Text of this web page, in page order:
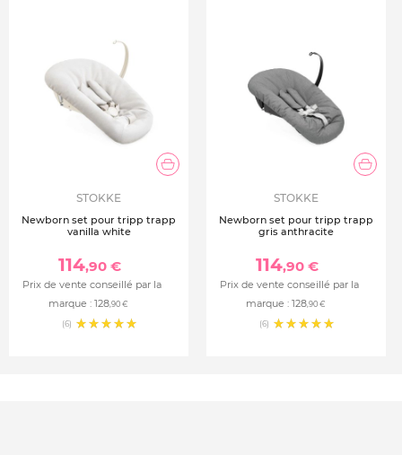
après mai 2003
STOKKE
Newborn set pour tripp trapp
vanilla white
114,90 €
Prix de vente conseillé par la
marque : 128,90 €
(6)
STOKKE
Newborn set pour tripp trapp
gris anthracite
114,90 €
Prix de vente conseillé par la
marque : 128,90 €
(6)